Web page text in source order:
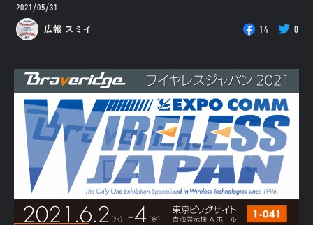
2021/05/31
広報 スミイ 14 0